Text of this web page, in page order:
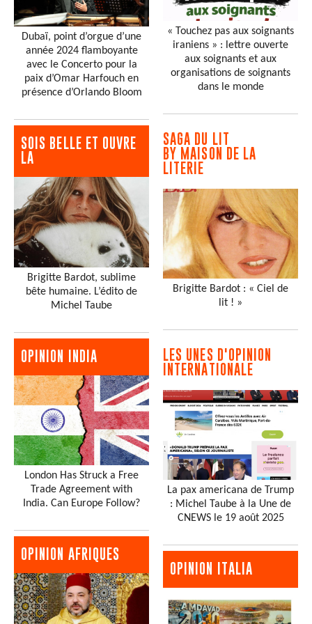
Dubaï, point d’orgue d’une
année 2024 flamboyante
avec le Concerto pour la
paix d’Omar Harfouch en
présence d’Orlando Bloom
SOIS BELLE ET OUVRE
LA
Brigitte Bardot, sublime
bête humaine. L’édito de
Michel Taube
OPINION INDIA
London Has Struck a Free
Trade Agreement with
India. Can Europe Follow?
OPINION AFRIQUES
« Touchez pas aux soignants
iraniens » : lettre ouverte
aux soignants et aux
organisations de soignants
dans le monde
SAGA DU LIT
BY MAISON DE LA
LITERIE
Brigitte Bardot : « Ciel de
lit ! »
LES UNES D'OPINION
INTERNATIONALE
La pax americana de Trump
: Michel Taube à la Une de
CNEWS le 19 août 2025
OPINION ITALIA